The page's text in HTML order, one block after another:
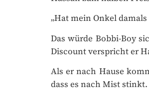
„Hat mein Onkel
Das würde Bobbi-Boy
Discount verspricht er
Als er nach Hause
dass es nach Mist